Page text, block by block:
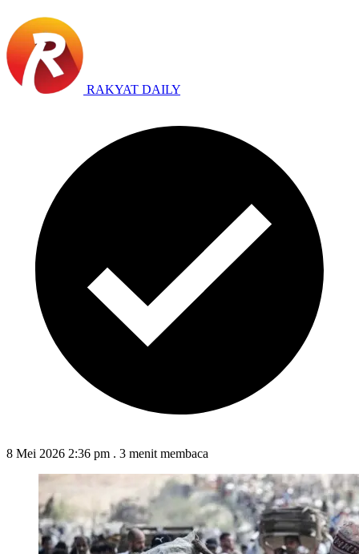
RAKYAT DAILY
8 Mei 2026 2:36 pm . 3 menit membaca